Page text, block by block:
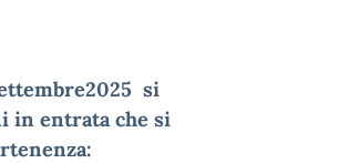
si
in entratache si